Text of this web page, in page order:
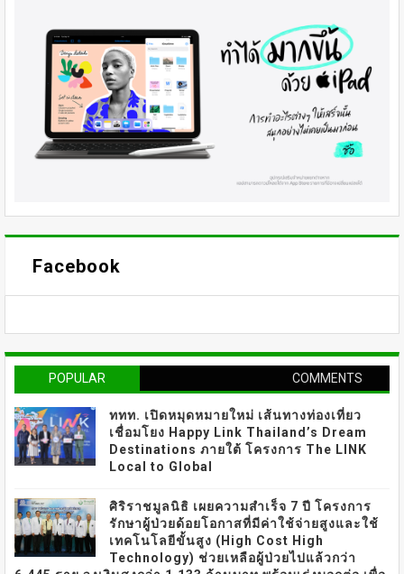
Facebook
POPULAR COMMENTS
ททท. เปิดหมุดหมายใหม่ เส้นทางท่องเที่ยว
เชื่อมโยง Happy Link Thailand’s Dream
Destinations ภายใต้ โครงการ The LINK
Local to Global
ศิริราชมูลนิธิ เผยความสำเร็จ 7 ปี โครงการ
รักษาผู้ป่วยด้อยโอกาสที่มีค่าใช้จ่ายสูงและใช้
เทคโนโลยีขั้นสูง (High Cost High
Technology) ช่วยเหลือผู้ป่วยไปแล้วกว่า